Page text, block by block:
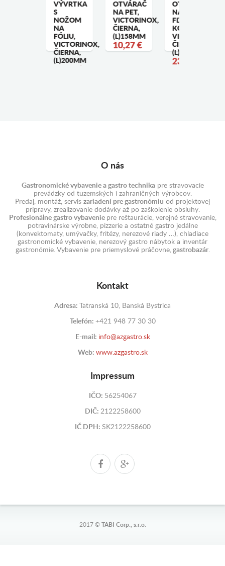
VÝVRTKA
S
NOŽOM
NA
FÓLIU,
VICTORINOX,
ČIERNA,
(L)200MM
OTVÁRAČ
NA PET,
VICTORINOX,
ČIERNA,
(L)158MM
10,27 €
OTVÁRAČ
NA
FĽAŠE A
KONZERVY,
VICTORINOX,
ČIERNA,
(L)178MM
23,37 €
O nás
Gastronomické vybavenie a gastro technikapre stravovacie
prevádzky od tuzemských i zahraničných výrobcov.
Predaj, montáž, servis zariadení pre gastronómiu od projektovej
prípravy, zrealizovanie dodávky až po zaškolenie obsluhy.
Profesionálne gastro vybavenie pre reštaurácie, verejné stravovanie,
potravinárske výrobne, pizzerie a ostatné gastro jedálne
(konvektomaty, umývačky, fritézy, nerezové riady …), chladiace
gastronomické vybavenie, nerezový gastro nábytok a inventár
gastronómie. Vybavenie pre priemyslové práčovne,gastrobazár.
Kontakt
Adresa: Tatranská 10, Banská Bystrica
Telefón: +421 948 77 30 30
E-mail: info@azgastro.sk
Web: www.azgastro.sk
Impressum
IČO: 56254067
DIČ: 2122258600
IČ DPH: SK2122258600
2017 © TABI Corp., s.r.o.